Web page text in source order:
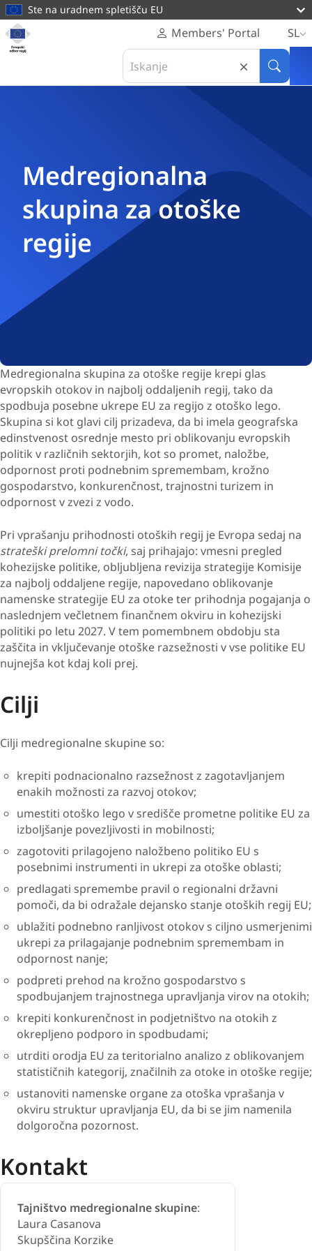
contentSte na uradnem spletišču EU
Domača
stran
Members' Portal
SL
Search
in
Evropski
Išči
Medregionalna
skupina za otoške
regije
Medregionalna skupina za otoške regije krepi glas
evropskih otokov in najbolj oddaljenih regij, tako da
spodbuja posebne ukrepe EU za regijo z otoško lego.
Skupina si kot glavi cilj prizadeva, da bi imela geografska
edinstvenost osrednje mesto pri oblikovanju evropskih
politik v različnih sektorjih, kot so promet, naložbe,
odpornost proti podnebnim spremembam, krožno
gospodarstvo, konkurenčnost, trajnostni turizem in
odpornost v zvezi z vodo.
Pri vprašanju prihodnosti otoških regij je Evropa sedaj na
strateški prelomni točki, saj prihajajo: vmesni pregled
kohezijske politike, obljubljena revizija strategije Komisije
za najbolj oddaljene regije, napovedano oblikovanje
namenske strategije EU za otoke ter prihodnja pogajanja o
naslednjem večletnem finančnem okviru in kohezijski
politiki po letu 2027. V tem pomembnem obdobju sta
zaščita in vključevanje otoške razsežnosti v vse politike EU
nujnejša kot kdaj koli prej.
Cilji
Cilji medregionalne skupine so:
krepiti podnacionalno razsežnost z zagotavljanjem
enakih možnosti za razvoj otokov;
umestiti otoško lego v središče prometne politike EU za
izboljšanje povezljivosti in mobilnosti;
zagotoviti prilagojeno naložbeno politiko EU s
posebnimi instrumenti in ukrepi za otoške oblasti;
predlagati spremembe pravil o regionalni državni
pomoči, da bi odražale dejansko stanje otoških regij EU;
ublažiti podnebno ranljivost otokov s ciljno usmerjenimi
ukrepi za prilagajanje podnebnim spremembam in
odpornost nanje;
podpreti prehod na krožno gospodarstvo s
spodbujanjem trajnostnega upravljanja virov na otokih;
krepiti konkurenčnost in podjetništvo na otokih z
okrepljeno podporo in spodbudami;
utrditi orodja EU za teritorialno analizo z oblikovanjem
statističnih kategorij, značilnih za otoke in otoške regije;
ustanoviti namenske organe za otoška vprašanja v
okviru struktur upravljanja EU, da bi se jim namenila
dolgoročna pozornost.
Kontakt
Tajništvo medregionalne skupine:
Laura Casanova
Skupščina Korzike